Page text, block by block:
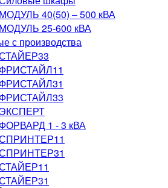
МОДУЛЬ 40(50) – 500 кВА
МОДУЛЬ 25-600 кВА
с производства
ФРИСТАЙЛ11
ФРИСТАЙЛ31
ФРИСТАЙЛ33
ЭКСПЕРТ
ФОРВАРД 1 - 3 кВА